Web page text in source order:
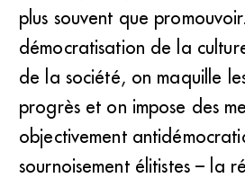
plus souvent que
démocratisation de la
de la société, on maquille
progrès et on impose des
objectivement
sournoisement élitistes – la